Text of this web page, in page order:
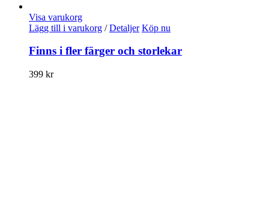
Visa varukorg
Lägg till i varukorg / Detaljer Köp nu
Finns i fler färger och storlekar
399 kr